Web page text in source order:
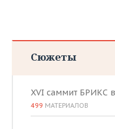
Сюжеты
XVI саммит БРИКС
499 МАТЕРИАЛОВ